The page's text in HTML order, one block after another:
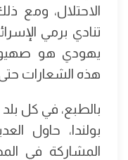
الاحتلال، ومع
تنادي برمي
يهودي هو
هذه الشعارات حتى
بالطبع، في كل
بولندا، حاول
المشاركة في